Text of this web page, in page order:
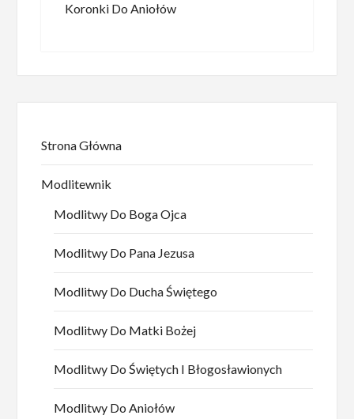
Koronki Do Aniołów
Strona Główna
Modlitewnik
Modlitwy Do Boga Ojca
Modlitwy Do Pana Jezusa
Modlitwy Do Ducha Świętego
Modlitwy Do Matki Bożej
Modlitwy Do Świętych I Błogosławionych
Modlitwy Do Aniołów